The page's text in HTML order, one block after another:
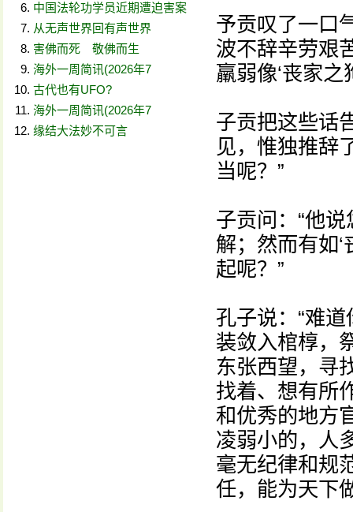
中国法轮功学员近期遭迫害案
从无声世界回有声世界
害佛而死 敬佛而生
海外一周简讯(2026年7
古代也有UFO?
海外一周简讯(2026年7
缘结大法妙不可言
予贡叹了一口
波不辞辛劳艰
羸弱像‘丧家之
子贡把这些话
见，惟独推辞
当呢？”
子贡问：“他
解；然而有如
起呢？”
孔子说：“难
装敛入棺椁，
东张西望，寻
找着、想有所
和优秀的地方
凌弱小的，人
毫无纪律和规
任，能为天下